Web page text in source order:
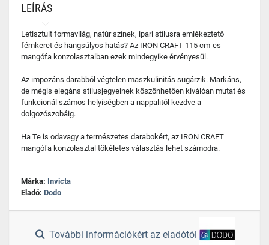
LEÍRÁS
Letisztult formavilág, natúr színek, ipari stílusra emlékeztető
fémkeret és hangsúlyos hatás? Az IRON CRAFT 115 cm-es
mangófa konzolasztalban ezek mindegyike érvényesül.
Az impozáns darabból végtelen maszkulinitás sugárzik. Markáns,
de mégis elegáns stílusjegyeinek köszönhetően kiválóan mutat és
funkcionál számos helyiségben a nappalitól kezdve a
dolgozószobáig.
Ha Te is odavagy a természetes darabokért, az IRON CRAFT
mangófa konzolasztal tökéletes választás lehet számodra.
Márka: Invicta
Eladó: Dodo
További információkért az eladótól